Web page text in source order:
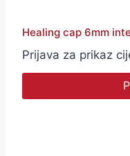
Healing cap 6mm
Prijava za prikaz